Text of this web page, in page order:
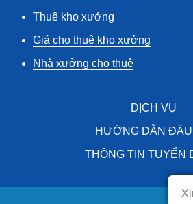
Thuê kho xưởng
Giá cho thuê kho xưởng
Nhà xưởng cho thuê
DỊCH VỤ
HƯỚNG DẪN
THÔNG TIN TUYỂN